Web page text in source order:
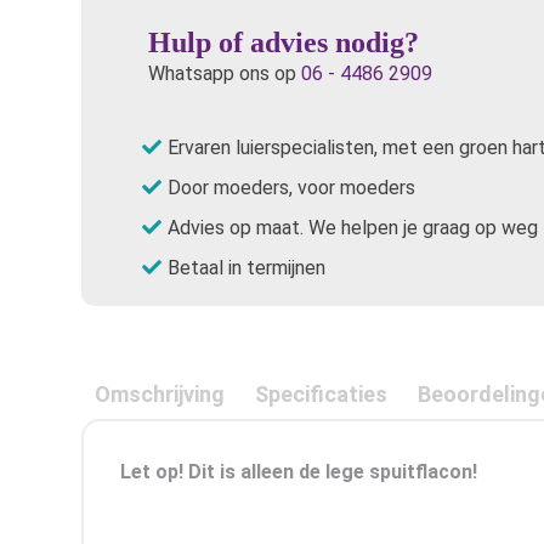
Hulp of advies nodig?
Whatsapp ons op 06 - 4486 2909
Ervaren luierspecialisten, met een groen hart
Door moeders, voor moeders
Advies op maat. We helpen je graag op weg
Betaal in termijnen
Omschrijving Specificaties
Let op! Dit is alleen de lege spuitflacon!